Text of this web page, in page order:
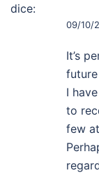
dice:
09/10/
It’s
I
to
few